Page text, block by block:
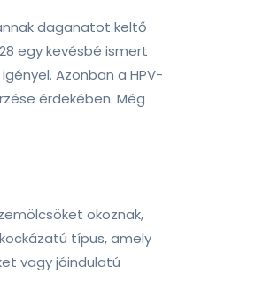
daganatot keltő
egy kevésbé ismert
Azonban a HPV-
érdekében. Még
okoznak,
típus, amely
vagy jóindulatú